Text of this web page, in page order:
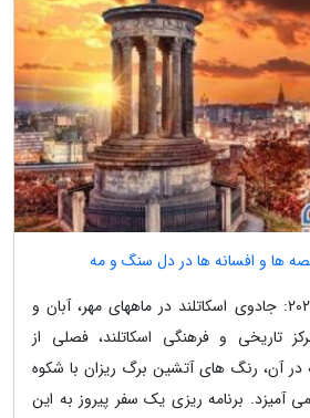
ادینبورگ در قلب پاییز 2025: جادوی اسکاتلند در ماههای مهر، آبان و
تاریخی و فرهنگی اسکاتلند، فصلی از
آن، رنگ های آتشین برگ ریزان با شکوه
آمیزد. برنامه ریزی یک سفر پیروز به این